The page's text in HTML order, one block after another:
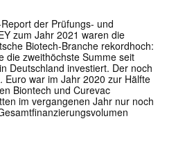
der Prüfungs- und
zum Jahr 2021 waren die
Biotech-Branche rekordhoch:
die zweithöchste Summe seit
Deutschland investiert. Der noch
Euro war im Jahr 2020 zur Hälfte
Biontech und Curevac
im vergangenen Jahr nur noch